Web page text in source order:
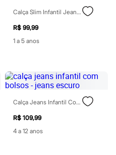
Calça Slim Infantil Jeans Azul
R$ 99,99
1 a 5 anos
Calça Jeans Infantil Com Bolsos - Jeans Escuro
R$ 109,99
4 a 12 anos